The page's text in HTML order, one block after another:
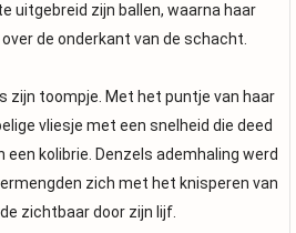
uitgebreid zijn ballen, waarna haar
de onderkant van de schacht.
zijn toompje. Met het puntje van haar
vliesje met een snelheid die deed
een kolibrie. Denzels ademhaling werd
zich met het knisperen van
zichtbaar door zijn lijf.